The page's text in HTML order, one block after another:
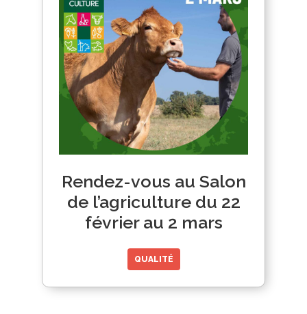
Rendez-vous au Salon
de l’agriculture du 22
février au 2 mars
QUALITÉ